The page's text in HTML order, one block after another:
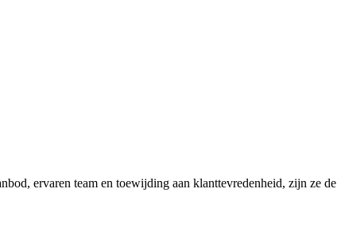
ervaren team en toewijding aan klanttevredenheid, zijn ze de